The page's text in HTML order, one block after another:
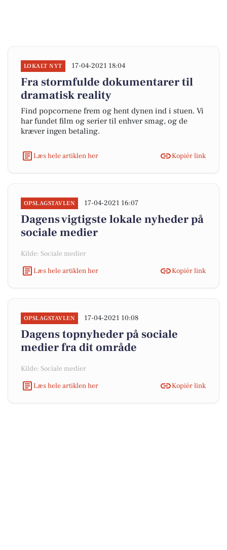
LOKALT NYT 17-04-2021 18:04
Fra stormfulde dokumentarer til
dramatisk reality
Find popcornene frem og hent dynen ind i stuen. Vi
har fundet film og serier til enhver smag, og de
kræver ingen betaling.
Læs hele artiklen her Kopiér link
OPSLAGSTAVLEN 17-04-2021 16:07
Dagens vigtigste lokale nyheder på
sociale medier
Kilde: Sociale medier
Læs hele artiklen her
Kopiér link
OPSLAGSTAVLEN 17-04-2021 10:08
Dagens topnyheder på sociale
medier fra dit område
Kilde: Sociale medier
Læs hele artiklen her
Kopiér link